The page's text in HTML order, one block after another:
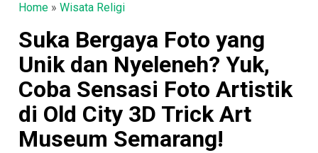
Home »Wisata Religi
Suka Bergaya Foto yang
Unik dan Nyeleneh? Yuk,
Coba Sensasi Foto Artistik
di Old City 3D Trick Art
Museum Semarang!